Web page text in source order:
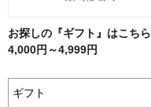
お探しの『ギフト』はこちら
4,000円～4,999円